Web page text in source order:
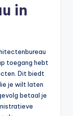
in
toegang hebt
Dit biedt
je wilt laten
betaal je